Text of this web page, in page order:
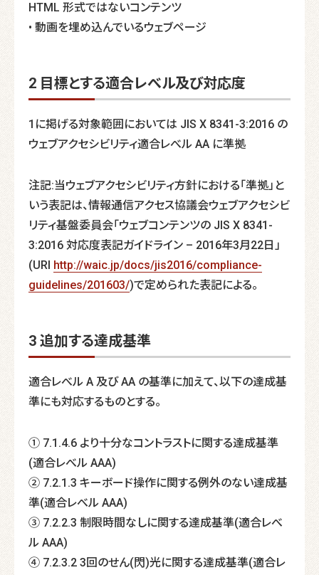
HTML 形式ではないコンテンツ
• 動画を埋め込んでいるウェブページ
2 目標とする適合レべル及び対応度
1に掲げる対象範囲においては JIS X 8341-3:2016 の
ウェブアクセシビリティ適合レべル AA に準拠
注記:当ウェブアクセシビリティ方針における「準拠」と
いう表記は、情報通信アクセス協議会ウェブアクセシビ
リティ基盤委員会「ウェブコンテンツの JIS X 8341-
3:2016 対応度表記ガイドライン – 2016年3月22日」
(URI http://waic.jp/docs/jis2016/compliance-
guidelines/201603/)で定められた表記による。
3 追加する達成基準
適合レべル A 及び AA の基準に加えて、以下の達成基
準にも対応するものとする。
① 7.1.4.6 より十分なコントラストに関する達成基準
(適合レべル AAA)
② 7.2.1.3 キーボード操作に関する例外のない達成基
準(適合レべル AAA)
③ 7.2.2.3 制限時間なしに関する達成基準(適合レべ
ル AAA)
④ 7.2.3.2 3回のせん(閃)光に関する達成基準(適合レ